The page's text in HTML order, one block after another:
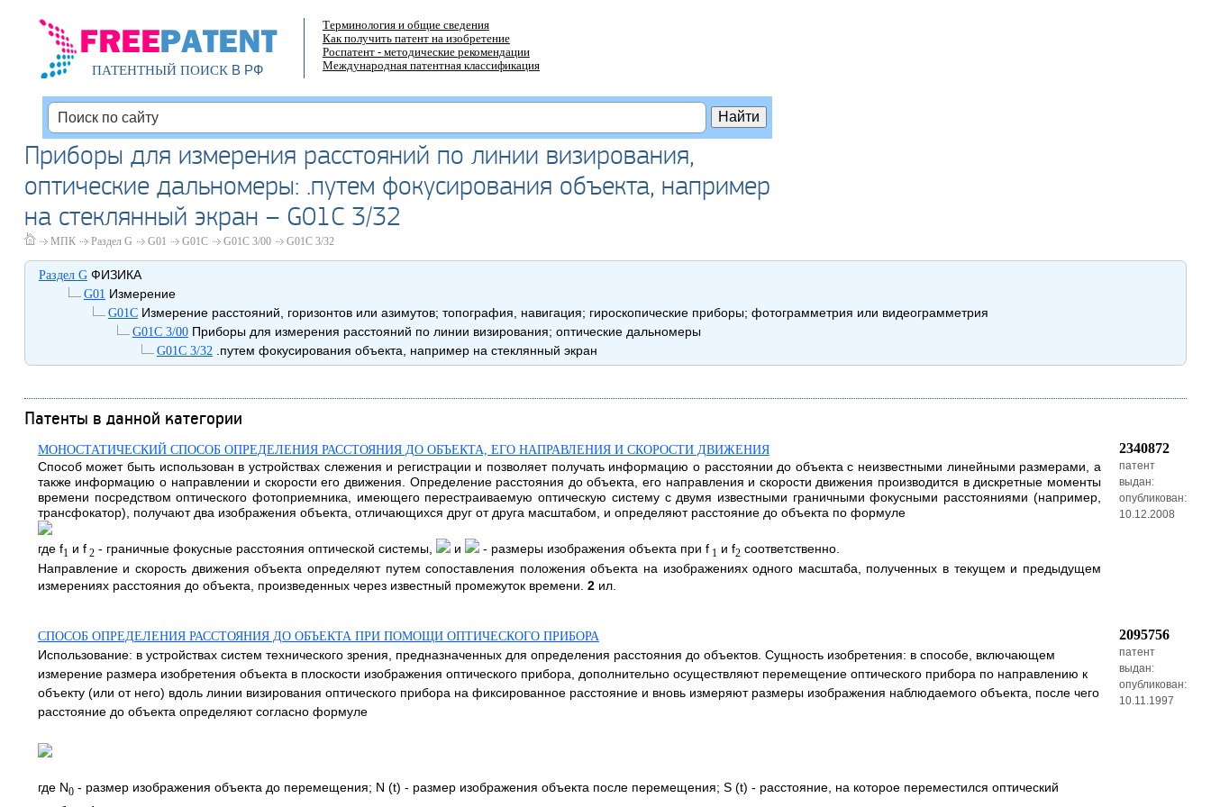
ПАТЕНТНЫЙ ПОИСКВ РФ
Терминология и общие сведения
Как получить патент на изобретение
Роспатент - методические рекомендации
Международная патентная классификация
Приборы для измерения расстояний по линии визирования,
оптические дальномеры: .путем фокусирования объекта, например
на стеклянный экран – G01C 3/32
МПК Раздел G G01 G01C G01C 3/00 G01C 3/32
Раздел GФИЗИКА
G01 Измерение
G01CИзмерение расстояний, горизонтов или азимутов; топография, навигация; гироскопические приборы; фотограмметрия или видеограмметрия
G01C 3/00Приборы для измерения расстояний по линии визирования; оптические дальномеры
G01C 3/32 .путем фокусирования объекта, например на стеклянный экран
Патенты в данной категории
МОНОСТАТИЧЕСКИЙ СПОСОБ ОПРЕДЕЛЕНИЯ РАССТОЯНИЯ ДО ОБЪЕКТА, ЕГО НАПРАВЛЕНИЯ И СКОРОСТИ ДВИЖЕНИЯ
Способ может быть использован в устройствах слежения и регистрации и позволяет получать информацию о расстоянии до объекта с неизвестными линейными размерами, а
также информацию о направлении и скорости его движения. Определение расстояния до объекта, его направления и скорости движения производится в дискретные моменты
времени посредством оптического фотоприемника, имеющего перестраиваемую оптическую систему с двумя известными граничными фокусными расстояниями (например,
трансфокатор), получают два изображения объекта, отличающихся друг от друга масштабом, и определяют расстояние до объекта по формуле
где f1 и f 2 - граничные фокусные расстояния оптической системы, и - размеры изображения объекта при f 1 и f2соответственно.
Направление и скорость движения объекта определяют путем сопоставления положения объекта на изображениях одного масштаба, полученных в текущем и предыдущем
измерениях расстояния до объекта, произведенных через известный промежуток времени. 2 ил.
2340872
патент
выдан:
опубликован:
10.12.2008
СПОСОБ ОПРЕДЕЛЕНИЯ РАССТОЯНИЯ ДО ОБЪЕКТА ПРИ ПОМОЩИ ОПТИЧЕСКОГО ПРИБОРА
Использование: в устройствах систем технического зрения, предназначенных для определения расстояния до объектов. Сущность изобретения: в способе, включающем
измерение размера изобретения объекта в плоскости изображения оптического прибора, дополнительно осуществляют перемещение оптического прибора по направлению к
объекту (или от него) вдоль линии визирования оптического прибора на фиксированное расстояние и вновь измеряют размеры изображения наблюдаемого объекта, после чего
расстояние до объекта определяют согласно формуле
где N0- размер изображения объекта до перемещения; N (t) - размер изображения объекта после перемещения; S (t) - расстояние, на которое переместился оптический
2095756
патент
выдан:
опубликован:
10.11.1997